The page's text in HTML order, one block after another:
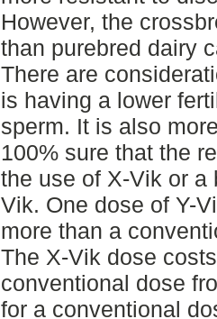
However, the
than purebred dairy
There are
is having a lower
sperm. It is also
100% sure that the
the use of X-Vik or a
Vik. One dose of Y-
more than a
The X-Vik dose
conventional dose
for a conventional